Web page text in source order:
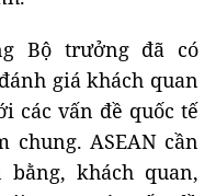
Bộ trưởng đã có
giá khách quan
các vấn đề quốc tế
chung. ASEAN cần
khách quan,